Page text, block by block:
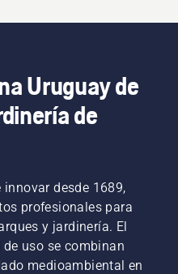
Uruguay de
de
desde 1689,
profesionales para
y jardinería. El
uso se combinan
medioambiental en